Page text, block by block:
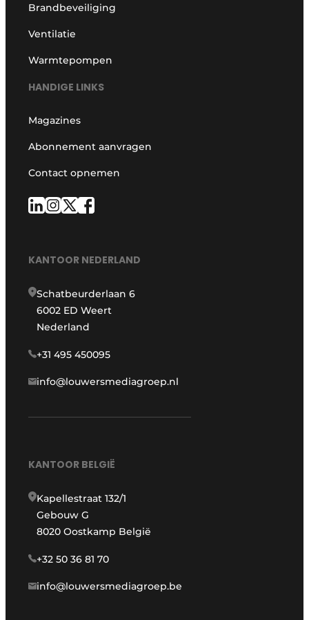
Brandbeveiliging
Ventilatie
Warmtepompen
HANDIGE LINKS
Magazines
Abonnement aanvragen
Contact opnemen
KANTOOR NEDERLAND
Schatbeurderlaan 6
6002 ED Weert
Nederland
+31 495 450095
info@louwersmediagroep.nl
KANTOOR BELGIË
Kapellestraat 132/1
Gebouw G
8020 Oostkamp België
+32 50 36 81 70
info@louwersmediagroep.be